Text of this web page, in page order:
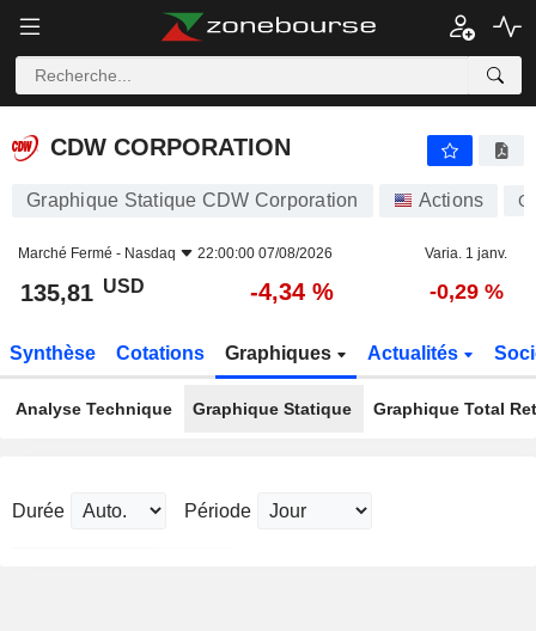
CDW CORPORATION
CDW CORPORATION
Graphique Statique CDW Corporation Actions
Marché Fermé - Nasdaq 22:00:00 07/08/2026 Varia. 1 janv.
135,81 USD -4,34 % -0,29 %
Synthèse Cotations Graphiques Actualités
Analyse Technique Graphique Statique Graphique Total
Durée Période